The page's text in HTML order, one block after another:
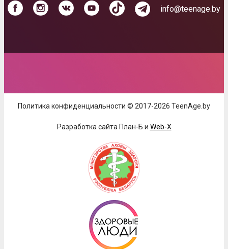
info@teenage.by
Политика конфиденциальности © 2017-2026 TeenAge.by
Разработка сайта План-Б и Web-X